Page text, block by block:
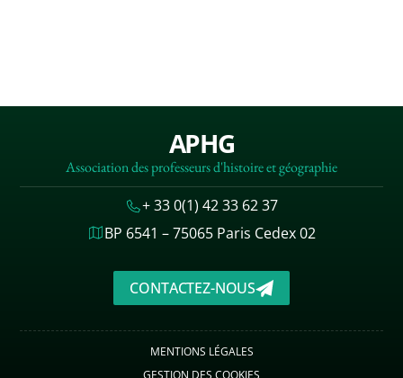
APHG
Association des professeurs d'histoire et géographie
+ 33 0(1) 42 33 62 37
BP 6541 – 75065 Paris Cedex 02
CONTACTEZ-NOUS
MENTIONS LÉGALES
GESTION DES COOKIES